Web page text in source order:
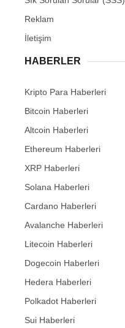
Reklam
İletişim
HABERLER
Kripto Para Haberleri
Bitcoin Haberleri
Altcoin Haberleri
Ethereum Haberleri
XRP Haberleri
Solana Haberleri
Cardano Haberleri
Avalanche Haberleri
Litecoin Haberleri
Dogecoin Haberleri
Hedera Haberleri
Polkadot Haberleri
Sui Haberleri